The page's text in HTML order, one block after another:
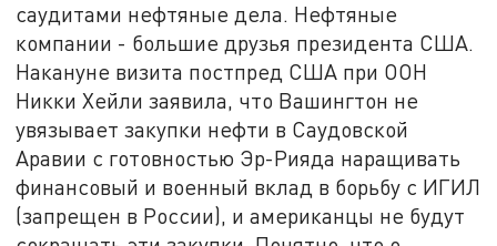
саудитами нефтяные дела. Нефтяные
компании - большие друзья президента США.
Накануне визита постпред США при ООН
Никки Хейли заявила, что Вашингтон не
увязывает закупки нефти в Саудовской
Аравии с готовностью Эр-Рияда наращивать
финансовый и военный вклад в борьбу с ИГИЛ
(запрещен в России), и американцы не будут